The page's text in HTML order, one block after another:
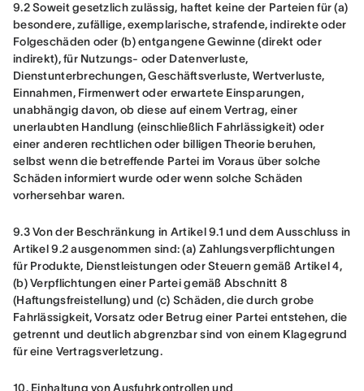
9.2 Soweit gesetzlich zulässig, haftet keine der Parteien für (a)
besondere, zufällige, exemplarische, strafende, indirekte oder
Folgeschäden oder (b) entgangene Gewinne (direkt oder
indirekt), für Nutzungs- oder Datenverluste,
Dienstunterbrechungen, Geschäftsverluste, Wertverluste,
Einnahmen, Firmenwert oder erwartete Einsparungen,
unabhängig davon, ob diese auf einem Vertrag, einer
unerlaubten Handlung (einschließlich Fahrlässigkeit) oder
einer anderen rechtlichen oder billigen Theorie beruhen,
selbst wenn die betreffende Partei im Voraus über solche
Schäden informiert wurde oder wenn solche Schäden
vorhersehbar waren.
9.3 Von der Beschränkung in Artikel 9.1 und dem Ausschluss in
Artikel 9.2 ausgenommen sind: (a) Zahlungsverpflichtungen
für Produkte, Dienstleistungen oder Steuern gemäß Artikel 4,
(b) Verpflichtungen einer Partei gemäß Abschnitt 8
(Haftungsfreistellung) und (c) Schäden, die durch grobe
Fahrlässigkeit, Vorsatz oder Betrug einer Partei entstehen, die
getrennt und deutlich abgrenzbar sind von einem Klagegrund
für eine Vertragsverletzung.
10. Einhaltung von Ausfuhrkontrollen und